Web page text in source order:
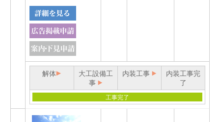
解体
大工設備工
事
内装工事
内装工事完
了
工事完了